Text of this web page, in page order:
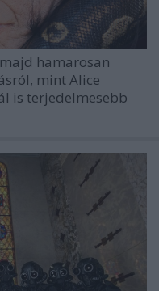
hamarosan
mintAlice
is terjedelmesebb